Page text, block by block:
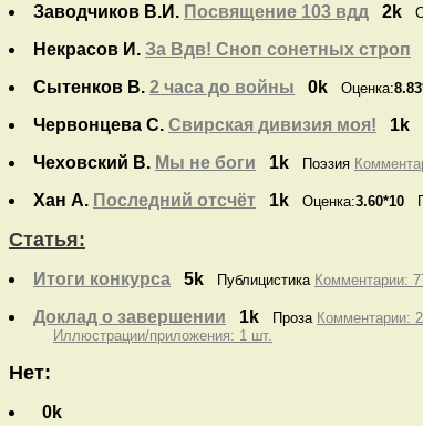
Заводчиков В.И. Посвящение 103 вдд 2k
Некрасов И. За Вдв! Сноп сонетных строп
Сытенков В. 2 часа до войны 0k Оценка:
Червонцева С. Свирская дивизия моя! 1k
Чеховский В. Мы не боги 1k Поэзия
Хан А. Последний отсчёт 1k Оценка:3.60*10
Статья:
Итоги конкурса 5k Публицистика Комментарии:
Доклад о завершении 1k Проза Комментарии:
Иллюстрации/приложения: 1 шт.
Нет:
0k